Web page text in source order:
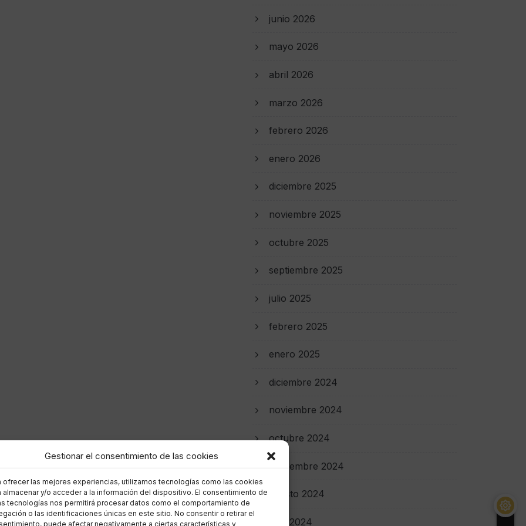
Gestionar el consentimiento de las cookies
ofrecer las mejores experiencias, utilizamos tecnologías como las cookies
almacenar y/o acceder a la información del dispositivo. El consentimiento de
tecnologías nos permitirá procesar datos como el comportamiento de
o las identificaciones únicas en este sitio. No consentir o retirar el
puede afectar negativamente a ciertas características y
junio 2026
mayo 2026
abril 2026
marzo 2026
febrero 2026
enero 2026
diciembre 2025
noviembre 2025
octubre 2025
septiembre 2025
julio 2025
febrero 2025
enero 2025
diciembre 2024
noviembre 2024
octubre 2024
septiembre 2024
agosto 2024
julio 2024